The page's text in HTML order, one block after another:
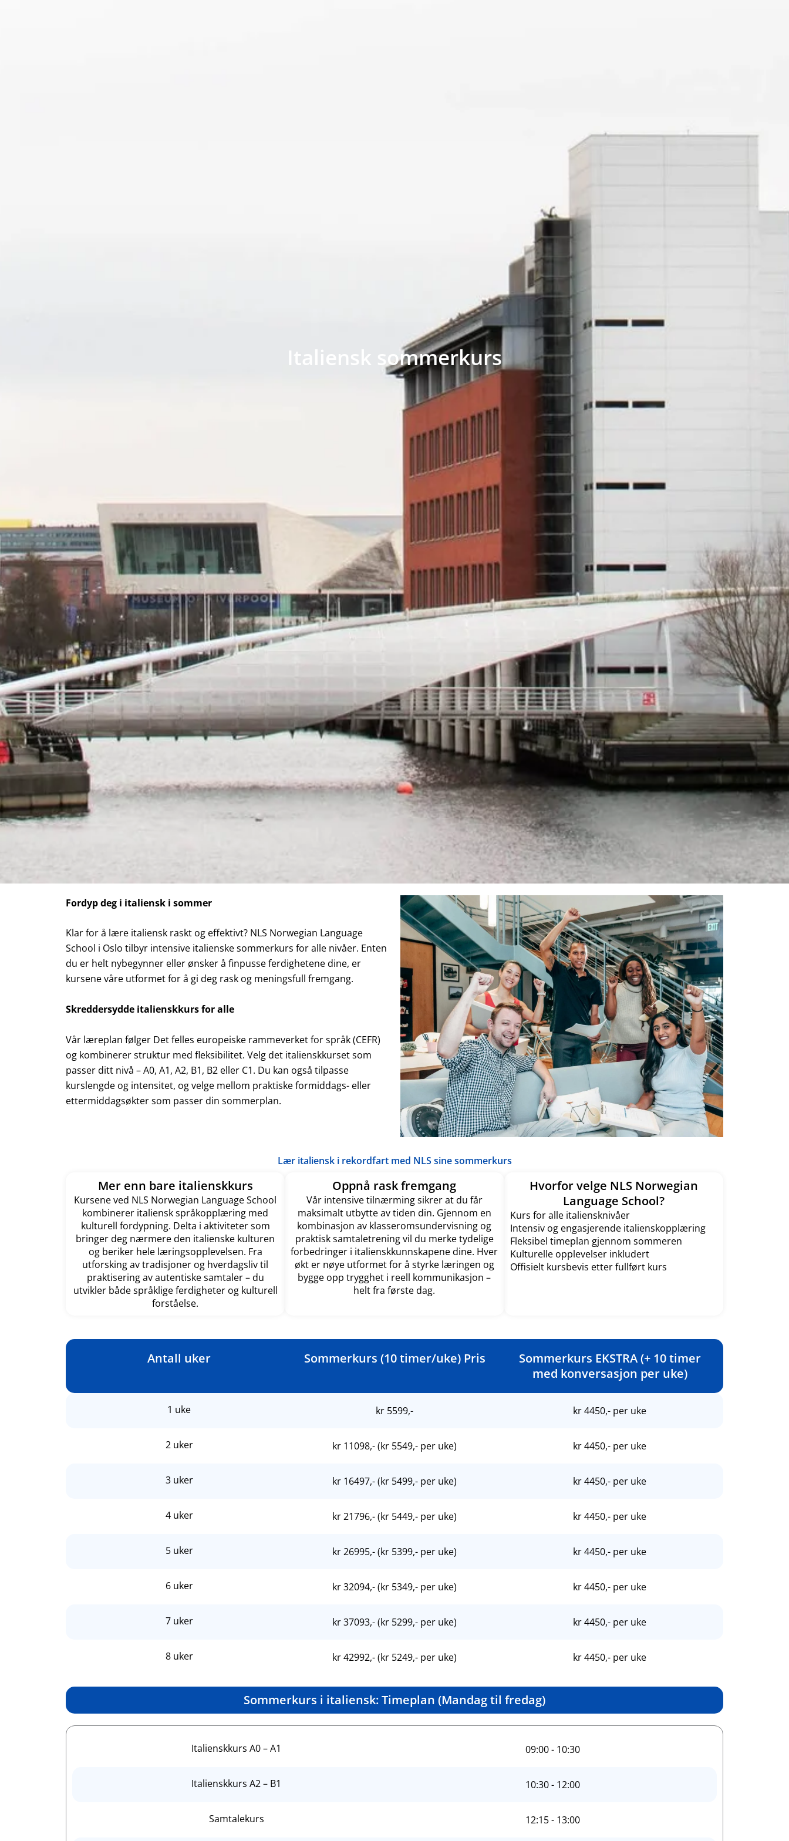
Italiensk sommerkurs
Fordyp deg i italiensk i sommer
Klar for å lære italiensk raskt og effektivt? NLS Norwegian Language
School i Oslo tilbyr intensive italienske sommerkurs for alle nivåer. Enten
du er helt nybegynner eller ønsker å finpusse ferdighetene dine, er
kursene våre utformet for å gi deg rask og meningsfull fremgang.
Skreddersydde italienskkurs for alle
Vår læreplan følger Det felles europeiske rammeverket for språk (CEFR)
og kombinerer struktur med fleksibilitet. Velg det italienskkurset som
passer ditt nivå – A0, A1, A2, B1, B2 eller C1. Du kan også tilpasse
kurslengde og intensitet, og velge mellom praktiske formiddags- eller
ettermiddagsøkter som passer din sommerplan.
Lær italiensk i rekordfart med NLS sine sommerkurs
Mer enn bare italienskkurs
Kursene ved NLS Norwegian Language School
kombinerer italiensk språkopplæring med
kulturell fordypning. Delta i aktiviteter som
bringer deg nærmere den italienske kulturen
og beriker hele læringsopplevelsen. Fra
utforsking av tradisjoner og hverdagsliv til
praktisering av autentiske samtaler – du
utvikler både språklige ferdigheter og kulturell
forståelse.
Oppnå rask fremgang
Vår intensive tilnærming sikrer at du får
maksimalt utbytte av tiden din. Gjennom en
kombinasjon av klasseromsundervisning og
praktisk samtaletrening vil du merke tydelige
forbedringer i italienskkunnskapene dine. Hver
økt er nøye utformet for å styrke læringen og
bygge opp trygghet i reell kommunikasjon –
helt fra første dag.
Hvorfor velge NLS Norwegian
Language School?
Kurs for alle italiensknivåer
Intensiv og engasjerende italienskopplæring
Fleksibel timeplan gjennom sommeren
Kulturelle opplevelser inkludert
Offisielt kursbevis etter fullført kurs
Antall uker Sommerkurs (10 timer/uke) Pris
Sommerkurs EKSTRA (+ 10 timer
med konversasjon per uke)
1 uke kr 5599,- kr 4450,- per uke
2 uker kr 11098,- (kr 5549,- per uke) kr 4450,- per uke
3 uker kr 16497,- (kr 5499,- per uke) kr 4450,- per uke
4 uker kr 21796,- (kr 5449,- per uke) kr 4450,- per uke
5 uker kr 26995,- (kr 5399,- per uke) kr 4450,- per uke
6 uker kr 32094,- (kr 5349,- per uke) kr 4450,- per uke
7 uker kr 37093,- (kr 5299,- per uke) kr 4450,- per uke
8 uker kr 42992,- (kr 5249,- per uke) kr 4450,- per uke
Sommerkurs i italiensk: Timeplan (Mandag til fredag)
Italienskkurs A0 – A1 09:00 - 10:30
Italienskkurs A2 – B1 10:30 - 12:00
Samtalekurs 12:15 - 13:00